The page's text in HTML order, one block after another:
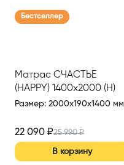
Бестселлер
Матрас СЧАСТЬЕ
(HAPPY) 1400х2000 (Н)
Размер: 2000x190x1400 мм
22 090 ₽25 990₽
В корзину